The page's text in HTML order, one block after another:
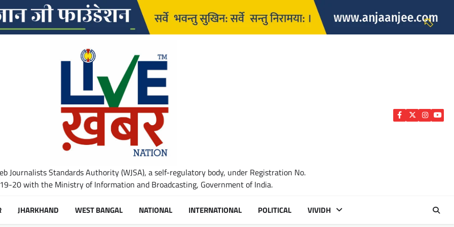
Journalists Standards Authority (WJSA), a self-regulatory body, under Registration No.
20 with the Ministry of Information and Broadcasting, Government of India.
Facebook
Twitter
JHARKHAND WEST BANGAL NATIONAL INTERNATIONAL POLITICAL VIVIDH